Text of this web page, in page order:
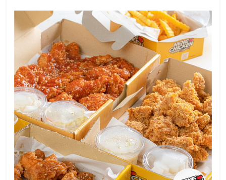
รน
ไชส์
ขาย
หน้า
บ้าน
ลงทุน